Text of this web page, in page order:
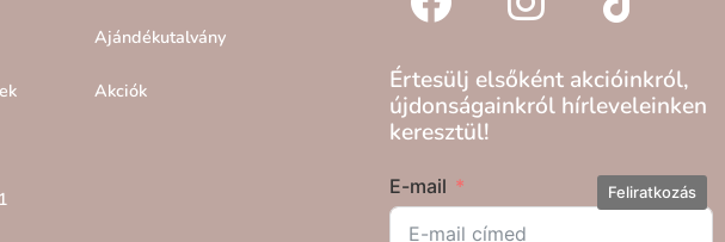
Ajándékutalvány
Akciók
Értesülj elsőként akcióinkról,
újdonságainkról hírleveleinken
keresztül!
E-mail Feliratkozás